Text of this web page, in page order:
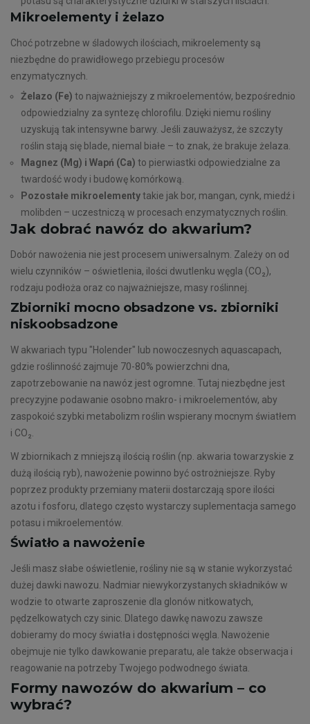
Mikroelementy i żelazo
Choć potrzebne w śladowych ilościach, mikroelementy są
niezbędne do prawidłowego przebiegu procesów
enzymatycznych.
Żelazo (Fe) to najważniejszy z mikroelementów, bezpośrednio
odpowiedzialny za syntezę chlorofilu. Dzięki niemu rośliny
uzyskują tak intensywne barwy. Jeśli zauważysz, że szczyty
roślin stają się blade, niemal białe – to znak, że brakuje żelaza.
Magnez (Mg) i Wapń (Ca) to pierwiastki odpowiedzialne za
twardość wody i budowę komórkową.
Pozostałe mikroelementytakie jak bor, mangan, cynk, miedź i
molibden – uczestniczą w procesach enzymatycznych roślin.
Jak dobrać nawóz do akwarium?
Dobór nawożenia nie jest procesem uniwersalnym. Zależy on od
wielu czynników – oświetlenia, ilości dwutlenku węgla (CO₂),
rodzaju podłoża oraz co najważniejsze, masy roślinnej.
Zbiorniki mocno obsadzone vs. zbiorniki
niskoobsadzone
W akwariach typu "Holender" lub nowoczesnych aquascapach,
gdzie roślinność zajmuje 70-80% powierzchni dna,
zapotrzebowanie na nawóz jest ogromne. Tutaj niezbędne jest
precyzyjne podawanie osobno makro- i mikroelementów, aby
zaspokoić szybki metabolizm roślin wspierany mocnym światłem
i CO₂.
W zbiornikach z mniejszą ilością roślin (np. akwaria towarzyskie z
dużą ilością ryb), nawożenie powinno być ostrożniejsze. Ryby
poprzez produkty przemiany materii dostarczają spore ilości
azotu i fosforu, dlatego często wystarczy suplementacja samego
potasu i mikroelementów.
Światło a nawożenie
Jeśli masz słabe oświetlenie, rośliny nie są w stanie wykorzystać
dużej dawki nawozu. Nadmiar niewykorzystanych składników w
wodzie to otwarte zaproszenie dla glonów nitkowatych,
pędzelkowatych czy sinic. Dlatego dawkę nawozu zawsze
dobieramy do mocy światła i dostępności węgla. Nawożenie
obejmuje nie tylko dawkowanie preparatu, ale także obserwacja i
reagowanie na potrzeby Twojego podwodnego świata.
Formy nawozów do akwarium – co
wybrać?